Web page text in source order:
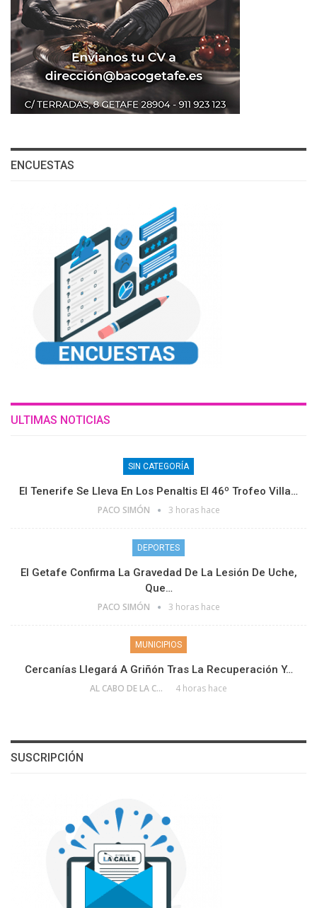
ENCUESTAS
ULTIMAS NOTICIAS
SIN CATEGORÍA
El Tenerife Se Lleva En Los Penaltis El 46º Trofeo Villa…
PACO SIMÓN 3 horas hace
DEPORTES
El Getafe Confirma La Gravedad De La Lesión De Uche,
Que…
PACO SIMÓN 3 horas hace
MUNICIPIOS
Cercanías Llegará A Griñón Tras La Recuperación Y…
AL CABO DE LA CALLE 4 horas hace
SUSCRIPCIÓN